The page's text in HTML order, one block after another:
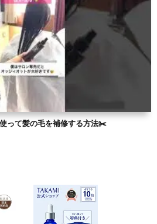
って髪の毛を補修する方法✂️